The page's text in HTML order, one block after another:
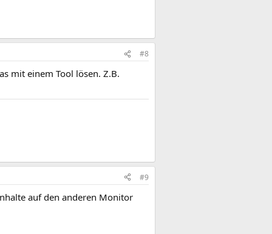
#8
mit einem Tool lösen. Z.B.
#9
auf den anderen Monitor